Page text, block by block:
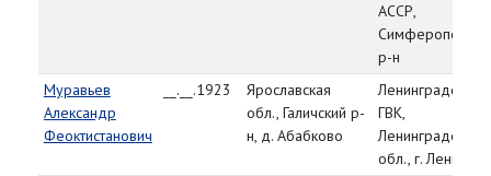
АССР,
р-н
Муравьев
Александр
Феоктистанович
__.__.1923
Ярославская
обл., Галичский р-
н, д. Абабково
Ленинградский
ГВК,
Ленинградская
обл., г.